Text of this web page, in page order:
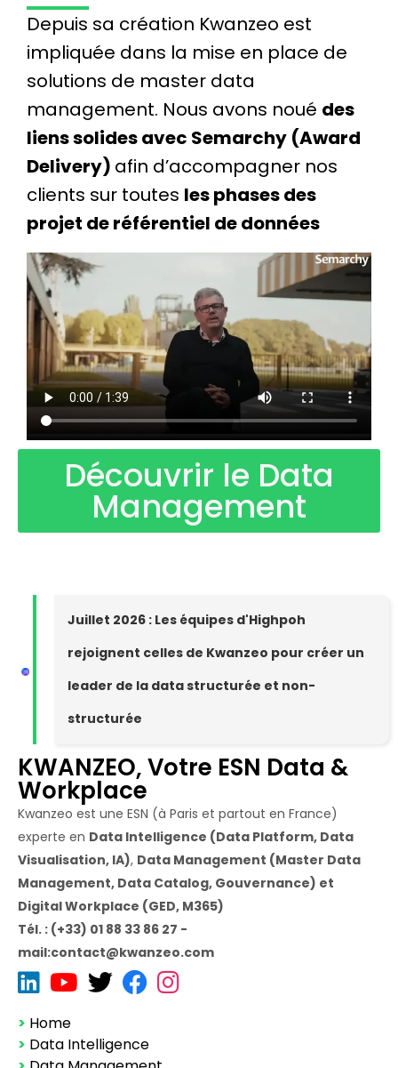
Depuis sa création Kwanzeo est
impliquée dans la mise en place de
solutions de master data
management. Nous avons noué des
liens solides avec Semarchy (Award
Delivery) afin d’accompagner nos
clients sur toutes les phases des
projet de référentiel de données
Découvrir le Data
Management
Juillet 2026 : Les équipes d'Highpoh
rejoignent celles de Kwanzeo pour créer un
leader de la data structurée et non-
structurée
KWANZEO, Votre ESN Data &
Workplace
Kwanzeo est une ESN (à Paris et partout en France)
experte en Data Intelligence (Data Platform, Data
Visualisation, IA), Data Management (Master Data
Management, Data Catalog, Gouvernance) et
Digital Workplace (GED, M365)
Tél. : (+33) 01 88 33 86 27 -
mail:contact@kwanzeo.com
> Home
> Data Intelligence